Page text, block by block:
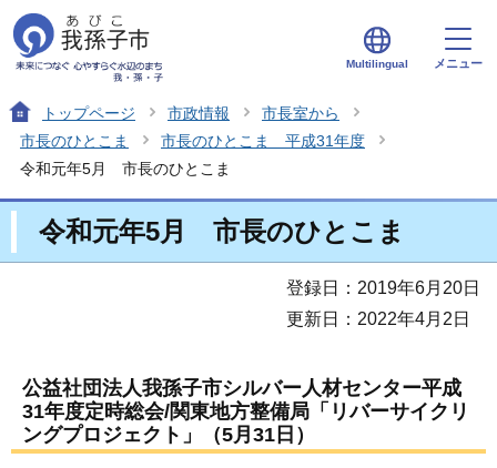
Multilingual メニュー
トップページ 市政情報
市長室から
市長のひとこま
市長のひとこま 平成31年度
令和元年5月 市長のひとこま
令和元年5月 市長のひとこま
登録日：2019年6月20日
更新日：2022年4月2日
公益社団法人我孫子市シルバー人材センター平成
31年度定時総会/関東地方整備局「リバーサイクリ
ングプロジェクト」（5月31日）